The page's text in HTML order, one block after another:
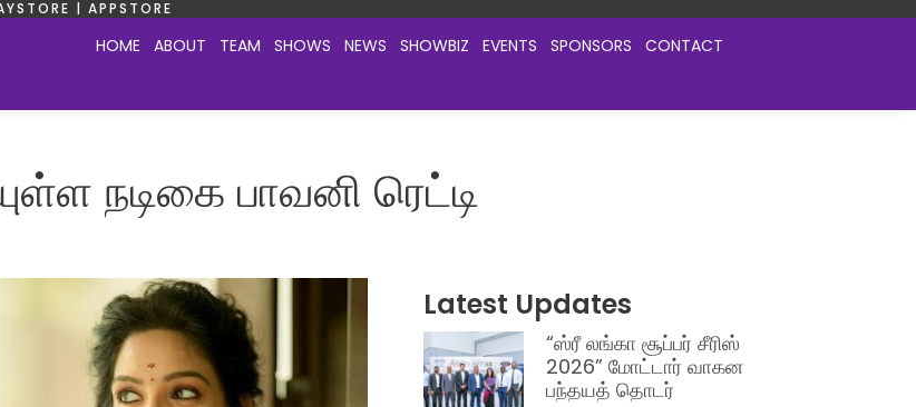
| APPSTORE
HOME ABOUT TEAM SHOWS NEWS SHOWBIZ EVENTS SPONSORS CONTACT
நடிகை பாவனி ரெட்டி
Latest Updates
“ஸ்ரீ லங்கா சூப்பர் சீரிஸ்
2026” மோட்டார் வாகன
பந்தயத் தொடர்